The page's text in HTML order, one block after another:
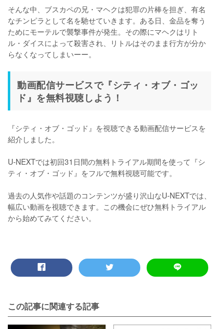
そんな中、ブスカペの兄・マヘクは犯罪の片棒を担ぎ、有名
なチンピラとして名を馳せていきます。ある日、金品を奪う
ためにモーテルで襲撃事件が発生。その際にマヘクはリト
ル・ダイスによって殺害され、リトルはそのまま行方が分か
らなくなってしまいーー。
動画配信サービスで『シティ・オブ・ゴッ
ド』を無料視聴しよう！
『シティ・オブ・ゴッド』を視聴できる動画配信サービスを
紹介しました。
U-NEXTでは初回31日間の無料トライアル期間を使って『シ
ティ・オブ・ゴッド』をフルで無料視聴可能です。
過去の人気作や話題のコンテンツが盛り沢山なU-NEXTでは、
幅広い動画を視聴できます。この機会にぜひ無料トライアル
から始めてみてください。
この記事に関連する記事